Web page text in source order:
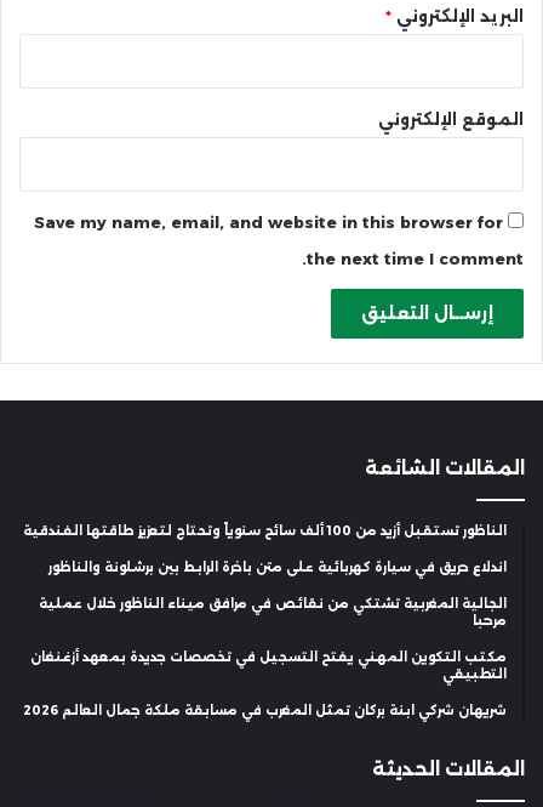
البريد الإلكتروني *
الموقع الإلكتروني
Save my name, email, and website in this browser for
the next time I comment.
المقالات الشائعة
الناظور تستقبل أزيد من 100 ألف سائح سنوياً وتحتاج لتعزيز طاقتها الفندقية
اندلاع حريق في سيارة كهربائية على متن باخرة الرابط بين برشلونة والناظور
الجالية المغربية تشتكي من نقائص في مرافق ميناء الناظور خلال عملية
مرحبا
مكتب التكوين المهني يفتح التسجيل في تخصصات جديدة بمعهد أزغنغان
التطبيقي
شريهان شركي ابنة بركان تمثل المغرب في مسابقة ملكة جمال العالم 2026
المقالات الحديثة